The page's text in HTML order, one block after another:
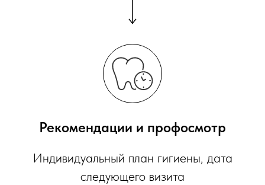
Рекомендации и профосмотр
Индивидуальный план гигиены, дата
следующего визита